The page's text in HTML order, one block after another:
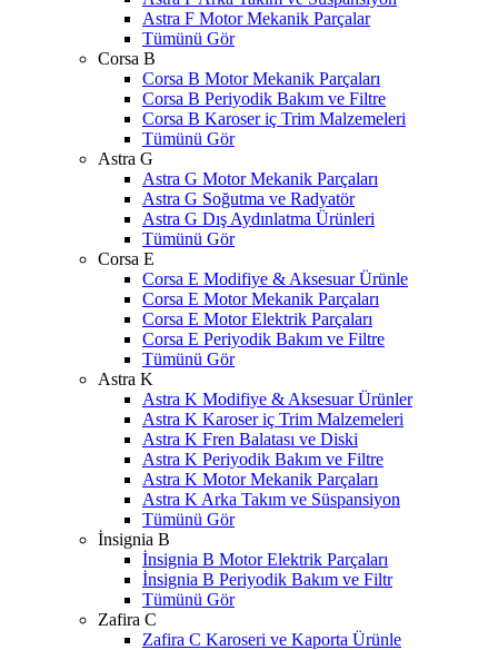
Astra F Motor Mekanik Parçalar
Tümünü Gör
Corsa B
Corsa B Motor Mekanik Parçaları
Corsa B Periyodik Bakım ve Filtre
Corsa B Karoser iç Trim Malzemeleri
Tümünü Gör
Astra G
Astra G Motor Mekanik Parçaları
Astra G Soğutma ve Radyatör
Astra G Dış Aydınlatma Ürünleri
Tümünü Gör
Corsa E
Corsa E Modifiye & Aksesuar Ürünle
Corsa E Motor Mekanik Parçaları
Corsa E Motor Elektrik Parçaları
Corsa E Periyodik Bakım ve Filtre
Tümünü Gör
Astra K
Astra K Modifiye & Aksesuar Ürünler
Astra K Karoser iç Trim Malzemeleri
Astra K Fren Balatası ve Diski
Astra K Periyodik Bakım ve Filtre
Astra K Motor Mekanik Parçaları
Astra K Arka Takım ve Süspansiyon
Tümünü Gör
İnsignia B
İnsignia B Motor Elektrik Parçaları
İnsignia B Periyodik Bakım ve Filtr
Tümünü Gör
Zafira C
Zafira C Karoseri ve Kaporta Ürünle